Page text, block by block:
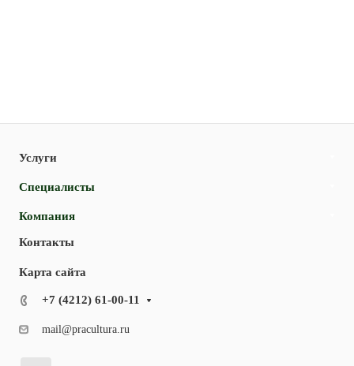
Услуги
Специалисты
Компания
Контакты
Карта сайта
+7 (4212) 61-00-11
mail@pracultura.ru